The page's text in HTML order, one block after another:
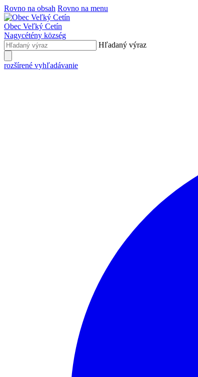
Rovno na obsah Rovno na menu
Obec Veľký Cetín
Nagycétény község
Hľadaný výraz
rozšírené vyhľadávanie